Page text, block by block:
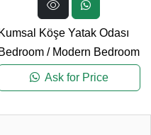
Kumsal Köşe Yatak Odası
Bedroom/ Modern Bedroom
Ask for Price